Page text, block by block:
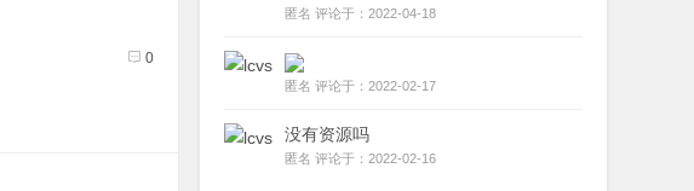
0
匿名 评论于：2022-04-18
匿名 评论于：2022-02-17
没有资源吗
匿名 评论于：2022-02-16